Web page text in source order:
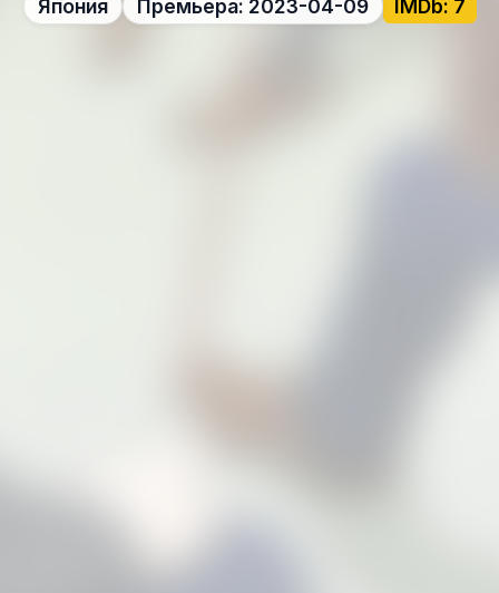
Япония
Премьера: 2023-04-09 IMDb: 7